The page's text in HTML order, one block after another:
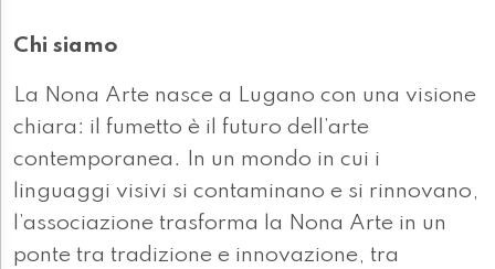
Chi siamo
La Nona Arte nasce a Lugano con una visione
chiara: il fumetto è il futuro dell’arte
contemporanea. In un mondo in cui i
linguaggi visivi si contaminano e si rinnovano,
l’associazione trasforma la Nona Arte in un
ponte tra tradizione e innovazione, tra